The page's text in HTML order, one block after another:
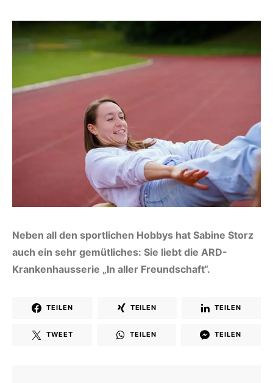
Neben all den sportlichen Hobbys hat Sabine Storz
auch ein sehr gemütliches: Sie liebt die ARD-
Krankenhausserie „In aller Freundschaft“.
TEILEN TEILEN TEILEN
TWEET TEILEN TEILEN